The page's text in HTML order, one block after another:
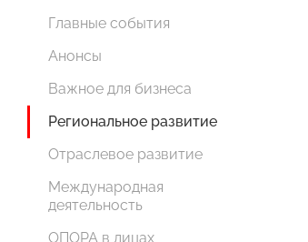
Главные события
Анонсы
Важное для бизнеса
Региональное развитие
Отраслевое развитие
Международная
деятельность
ОПОРА в лицах